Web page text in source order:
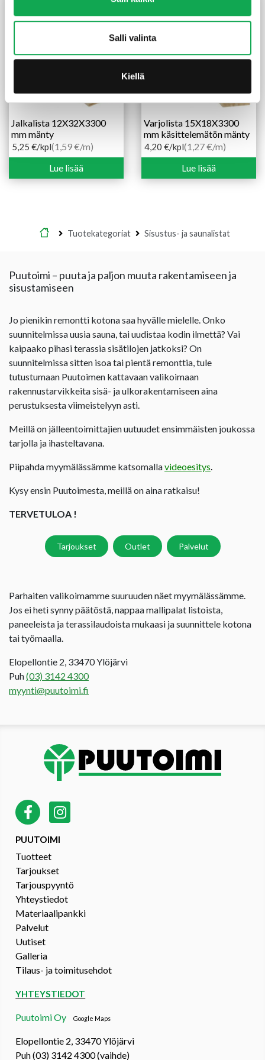
Salli valinta
Kiellä
Jalkalista 12X32X3300
mm mänty
5,25 €/kpl(1,59 €/m)
Lue lisää
Varjolista 15X18X3300
mm käsittelemätön mänty
4,20 €/kpl(1,27 €/m)
Lue lisää
Etusivu
Tuotekategoriat Sisustus- ja saunalistat
Puutoimi – puuta ja paljon muuta rakentamiseen ja
sisustamiseen
Jo pienikin remontti kotona saa hyvälle mielelle. Onko
suunnitelmissa uusia sauna, tai uudistaa kodin ilmettä? Vai
kaipaako pihasi terassia sisätilojen jatkoksi? On
suunnitelmissa sitten isoa tai pientä remonttia, tule
tutustumaan Puutoimen kattavaan valikoimaan
rakennustarvikkeita sisä- ja ulkorakentamiseen aina
perustuksesta viimeistelyyn asti.
Meillä on jälleentoimittajien uutuudet ensimmäisten joukossa
tarjolla ja ihasteltavana.
Piipahda myymälässämme katsomallavideoesitys.
Kysy ensin Puutoimesta, meillä on aina ratkaisu!
TERVETULOA !
Tarjoukset Outlet Palvelut
Parhaiten valikoimamme suuruuden näet myymälässämme.
Jos ei heti synny päätöstä, nappaa mallipalat listoista,
paneeleista ja terassilaudoista mukaasi ja suunnittele kotona
tai työmaalla.
Elopellontie 2, 33470 Ylöjärvi
Puh(03) 3142 4300
myynti@puutoimi.fi
PUUTOIMI
Tuotteet
Tarjoukset
Tarjouspyyntö
Yhteystiedot
Materiaalipankki
Palvelut
Uutiset
Galleria
Tilaus- ja toimitusehdot
YHTEYSTIEDOT
Puutoimi OyGoogle Maps
Elopellontie 2, 33470 Ylöjärvi
Puh (03) 3142 4300 (vaihde)